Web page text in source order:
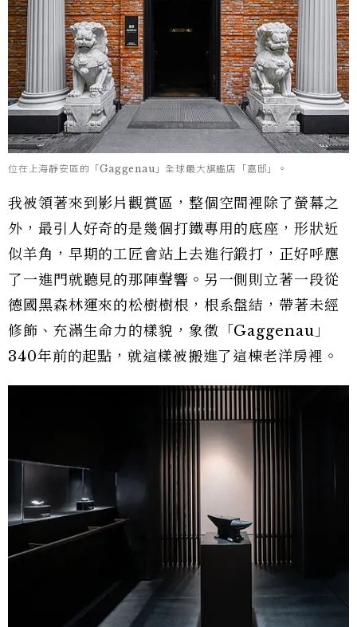
位在上海靜安區的「Gaggenau」全球最大旗艦店「嘉邸」。
我被領著來到影片觀賞區，整個空間裡除了螢幕之
外，最引人好奇的是幾個打鐵專用的底座，形狀近
似羊角，早期的工匠會站上去進行鍛打，正好呼應
了一進門就聽見的那陣聲響。另一側則立著一段從
德國黑森林運來的松樹樹根，根系盤結，帶著未經
修飾、充滿生命力的樣貌，象徵「Gaggenau」
340年前的起點，就這樣被搬進了這棟老洋房裡。